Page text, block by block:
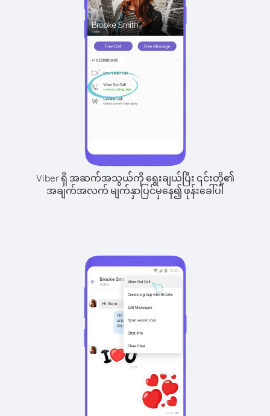
Viber ရှိ အဆက်အသွယ်ကို ရွေးချယ်ပြီး ၎င်းတို့၏
အချက်အလက် မျက်နှာပြင်မှနေ၍ ဖုန်းခေါ်ပါ